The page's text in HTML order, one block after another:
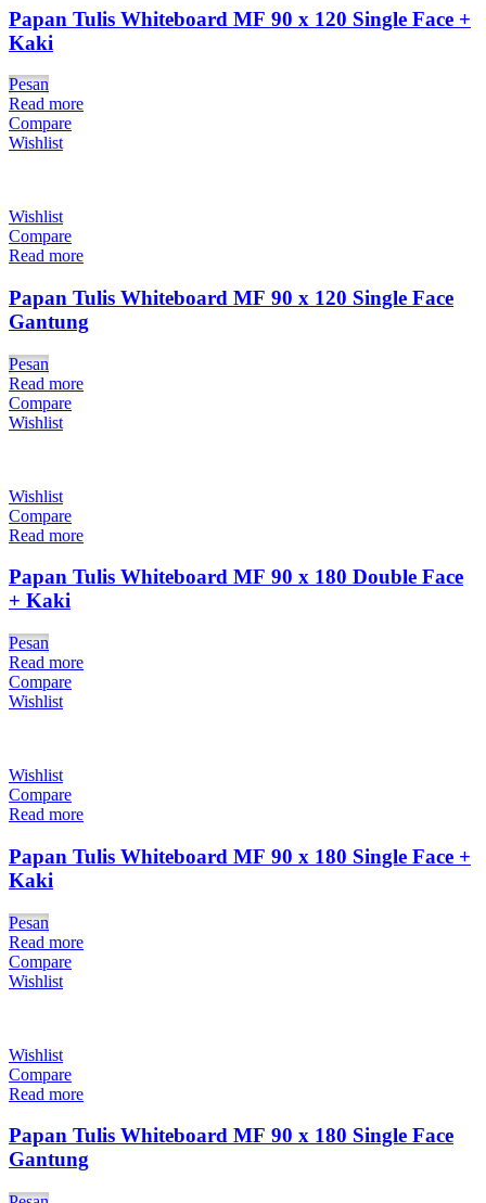
Papan Tulis Whiteboard MF 90 x 120 Single Face +
Kaki
Pesan
Read more
Compare
Wishlist
Wishlist
Compare
Read more
Papan Tulis Whiteboard MF 90 x 120 Single Face
Gantung
Pesan
Read more
Compare
Wishlist
Wishlist
Compare
Read more
Papan Tulis Whiteboard MF 90 x 180 Double Face
+ Kaki
Pesan
Read more
Compare
Wishlist
Wishlist
Compare
Read more
Papan Tulis Whiteboard MF 90 x 180 Single Face +
Kaki
Pesan
Read more
Compare
Wishlist
Wishlist
Compare
Read more
Papan Tulis Whiteboard MF 90 x 180 Single Face
Gantung